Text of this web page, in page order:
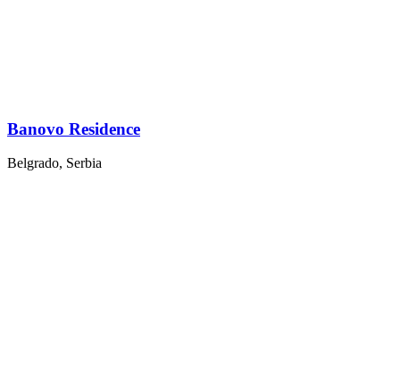
Banovo Residence
Belgrado, Serbia